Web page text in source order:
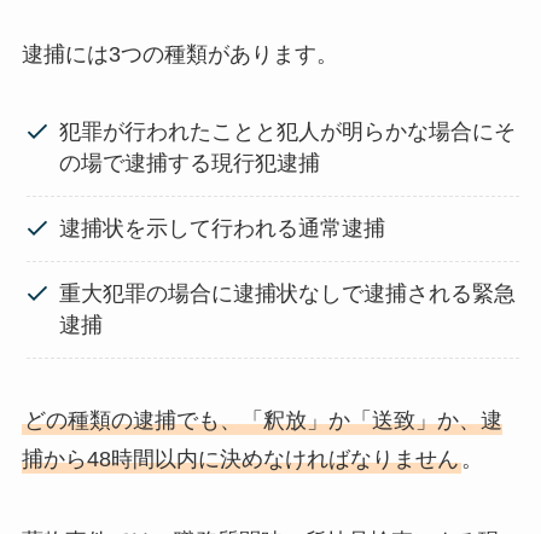
逮捕には3つの種類があります。
犯罪が行われたことと犯人が明らかな場合にそ
の場で逮捕する現行犯逮捕
逮捕状を示して行われる通常逮捕
重大犯罪の場合に逮捕状なしで逮捕される緊急
逮捕
どの種類の逮捕でも、「釈放」か「送致」か、逮
捕から48時間以内に決めなければなりません。